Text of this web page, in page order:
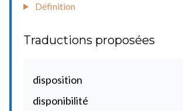
Définition
Traductions proposées
disposition
disponibilité